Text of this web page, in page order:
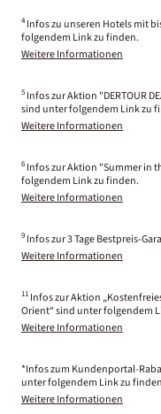
4 Infos zu unseren Hotels mit
folgendem Link zu finden.
Weitere Informationen
5 Infos zur Aktion "DERTOUR
sind unter folgendem Link zu
Weitere Informationen
6 Infos zur Aktion "Summer in
folgendem Link zu finden.
Weitere Informationen
9 Infos zur 3 Tage Bestpreis-
Weitere Informationen
11 Infos zur Aktion
Orient“ sind unter folgendem
Weitere Informationen
*Infos zum Kundenportal-
unter folgendem Link zu
Weitere Informationen